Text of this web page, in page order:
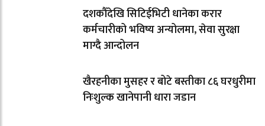
दशकौँदेखि सिटिईभिटी धानेका करार
कर्मचारीको भविष्य अन्योलमा, सेवा सुरक्षा
माग्दै आन्दोलन
खैरहनीका मुसहर र बोटे बस्तीका ८६ घरधुरीमा
निःशुल्क खानेपानी धारा जडान